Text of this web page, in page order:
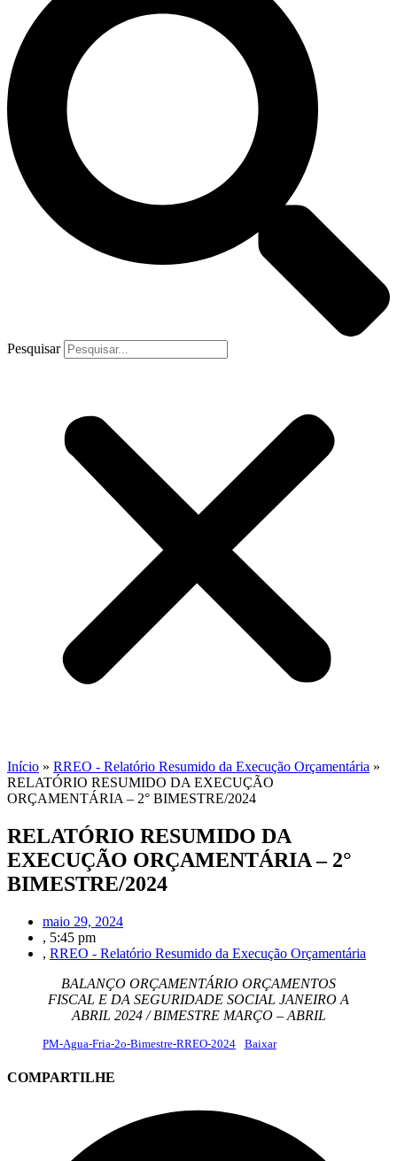
Pesquisar
Início » RREO - Relatório Resumido da Execução Orçamentária »
RELATÓRIO RESUMIDO DA EXECUÇÃO
ORÇAMENTÁRIA – 2° BIMESTRE/2024
RELATÓRIO RESUMIDO DA
EXECUÇÃO ORÇAMENTÁRIA – 2°
BIMESTRE/2024
maio 29, 2024
, 5:45 pm
, RREO - Relatório Resumido da Execução Orçamentária
BALANÇO ORÇAMENTÁRIO ORÇAMENTOS
FISCAL E DA SEGURIDADE SOCIAL JANEIRO A
ABRIL 2024 / BIMESTRE MARÇO – ABRIL
PM-Agua-Fria-2o-Bimestre-RREO-2024 Baixar
COMPARTILHE